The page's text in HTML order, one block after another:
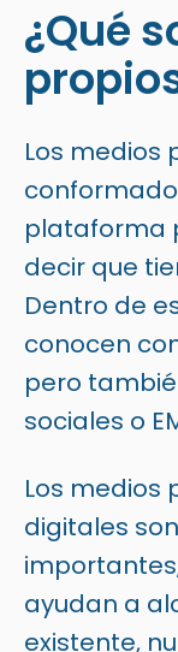
¿Qué
Los medios
plataforma
decir que
Dentro de
conocen
pero
sociales o
Los medios
digitales
ayudan a
existente,